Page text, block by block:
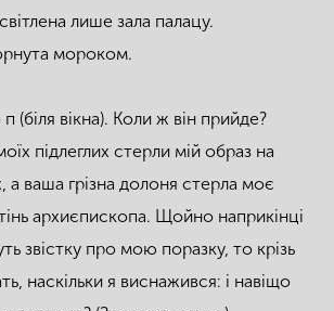
лише зала палацу.
мороком.
(біля вікна). Коли ж він прийде?
підлеглих стерли мій образ на
а ваша грізна долоня стерла моє
архиєпископа. Щойно наприкінці
звістку про мою поразку, то крізь
наскільки я виснажився: і навіщо